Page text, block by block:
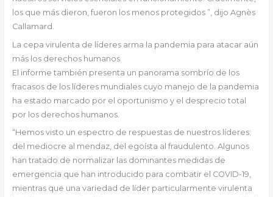
los que más dieron, fueron los menos protegidos ”, dijo Agnès
Callamard.
La cepa virulenta de líderes arma la pandemia para atacar aún
más los derechos humanos
El informe también presenta un panorama sombrío de los
fracasos de los líderes mundiales cuyo manejo de la pandemia
ha estado marcado por el oportunismo y el desprecio total
por los derechos humanos.
“Hemos visto un espectro de respuestas de nuestros líderes;
del mediocre al mendaz, del egoísta al fraudulento. Algunos
han tratado de normalizar las dominantes medidas de
emergencia que han introducido para combatir el COVID-19,
mientras que una variedad de líder particularmente virulenta